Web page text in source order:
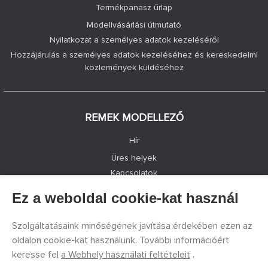
Termékpanasz űrlap
Modellvásárlási útmutató
Nyilatkozat a személyes adatok kezeléséről
Hozzájárulás a személyes adatok kezeléséhez és kereskedelmi
közlemények küldéséhez
REMEK MODELLEZŐ
Hír
Üres helyek
Kapcsolatok
Adatvédelem
Facebook
Ez a weboldal cookie-kat használ
Szolgáltatásaink minőségének javítása érdekében ezen az
oldalon cookie-kat használunk. További információért
keresse fel a Webhely használati feltételeit .